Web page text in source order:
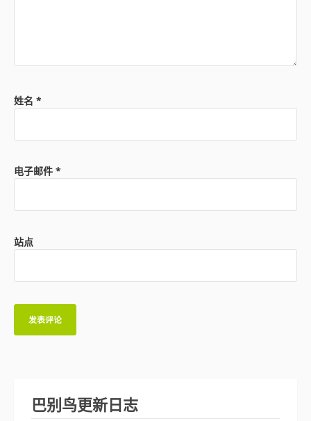
姓名 *
电子邮件 *
站点
巴别鸟更新日志